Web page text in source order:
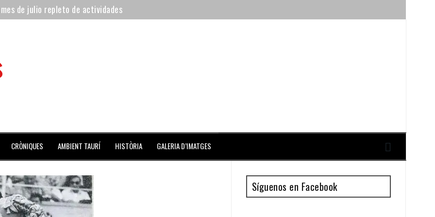
de julio repleto de actividades
Coliseo Balear
l’Aldea
CRÒNIQUES AMBIENT TAURÍ HISTÒRIA GALERIA D’IMATGES
Síguenos en Facebook